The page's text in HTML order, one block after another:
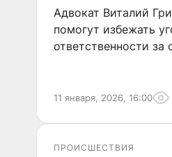
Адвокат Виталий
помогут избежать
ответственности за
11 января, 2026, 16:00
ПРОИСШЕСТВИЯ